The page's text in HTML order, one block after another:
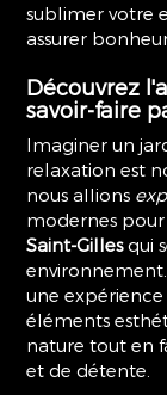
sublimer votre
assurer
Découvrez
savoir-faire
Imaginer un
relaxation est
nous allions
modernes
Saint-Gillesqui
une
éléments
nature tout en
et de détente.